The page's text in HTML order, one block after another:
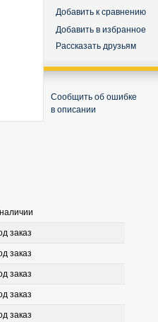
Добавить к сравнению
Добавить в избранное
Рассказать друзьям
Сообщить об ошибке
в описании
заказ
заказ
заказ
заказ
заказ